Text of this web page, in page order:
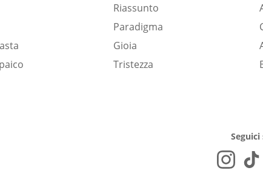
Riassunto
Paradigma
Gioia
Tristezza
Seguici